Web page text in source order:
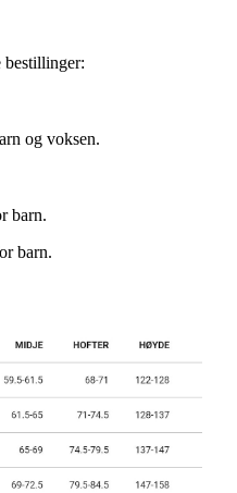
bestillinger:
og voksen.
barn.
barn.